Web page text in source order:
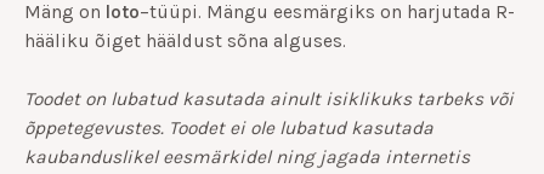
Mäng on loto–tüüpi. Mängu eesmärgiks on harjutada R-
hääliku õiget hääldust sõna alguses.
Toodet on lubatud kasutada ainult isiklikuks tarbeks või
õppetegevustes. Toodet ei ole lubatud kasutada
kaubanduslikel eesmärkidel ning jagada internetis